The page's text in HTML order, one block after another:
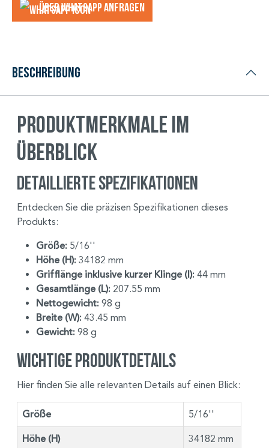
Über WhatsApp anfragеn
Beschreibung
Produktmerkmale im
Überblick
Detaillierte Spezifikationen
Entdecken Sie die präzisen Spezifikationen dieses
Produkts:
Größe: 5/16''
Höhe (H): 34182 mm
Grifflänge inklusive kurzer Klinge (I): 44 mm
Gesamtlänge (L): 207.55 mm
Nettogewicht: 98 g
Breite (W): 43.45 mm
Gewicht: 98 g
Wichtige Produktdetails
Hier finden Sie alle relevanten Details auf einen Blick:
Größe 5/16''
Höhe (H) 34182 mm